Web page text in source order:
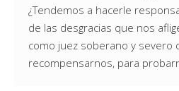
¿Tendemos a hacerle
de las desgracias que nos
como juez soberano y severo
recompensarnos, para